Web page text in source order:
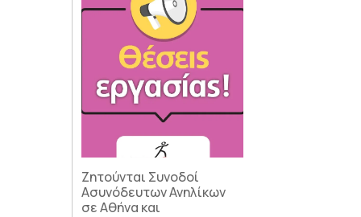
Ζητούνται Συνοδοί
Ασυνόδευτων Ανηλίκων
σε Αθήνα και